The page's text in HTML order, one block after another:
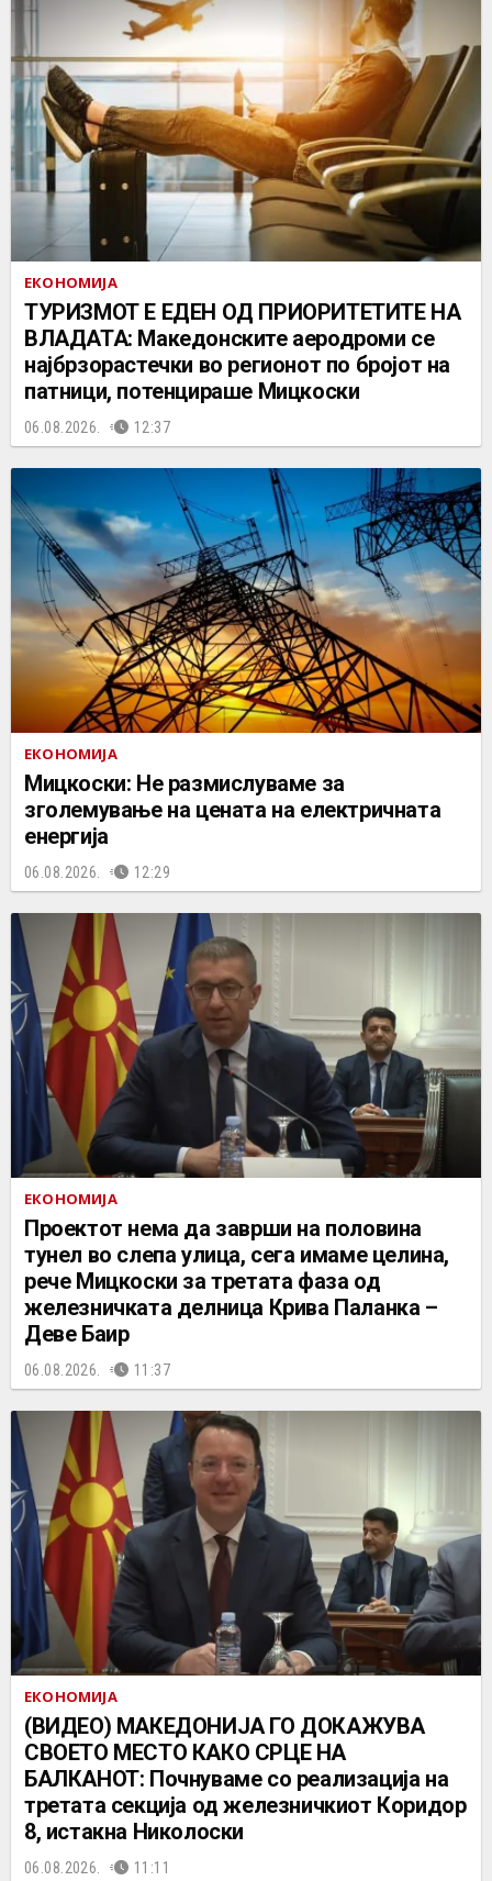
ЕКОНОМИЈА
ТУРИЗМОТ Е ЕДЕН ОД ПРИОРИТЕТИТЕ НА
ВЛАДАТА: Македонските аеродроми се
најбрзорастечки во регионот по бројот на
патници, потенцираше Мицкоски
06.08.2026. 12:37
ЕКОНОМИЈА
Мицкоски: Не размислуваме за
зголемување на цената на електричната
енергија
06.08.2026. 12:29
ЕКОНОМИЈА
Проектот нема да заврши на половина
тунел во слепа улица, сега имаме целина,
рече Мицкоски за третата фаза од
железничката делница Крива Паланка –
Деве Баир
06.08.2026. 11:37
ЕКОНОМИЈА
(ВИДЕО) МАКЕДОНИЈА ГО ДОКАЖУВА
СВОЕТО МЕСТО КАКО СРЦЕ НА
БАЛКАНОТ: Почнуваме со реализација на
третата секција од железничкиот Коридор
8, истакна Николоски
06.08.2026. 11:11